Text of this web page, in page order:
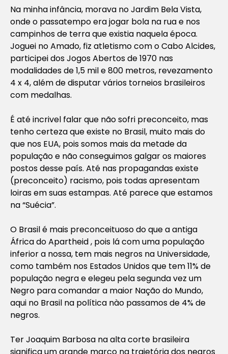
Na minha infância, morava no Jardim Bela Vista,
onde o passatempo era jogar bola na rua e nos
campinhos de terra que existia naquela época.
Joguei no Amado, fiz atletismo com o Cabo Alcides,
participei dos Jogos Abertos de 1970 nas
modalidades de 1,5 mil e 800 metros, revezamento
4 x 4, além de disputar vários torneios brasileiros
com medalhas.
É até incrivel falar que não sofri preconceito, mas
tenho certeza que existe no Brasil, muito mais do
que nos EUA, pois somos mais da metade da
população e não conseguimos galgar os maiores
postos desse país. Até nas propagandas existe
(preconceito) racismo, pois todas apresentam
loiras em suas estampas. Até parece que estamos
na “Suécia”.
O Brasil é mais preconceituoso do que a antiga
África do Apartheid , pois lá com uma população
inferior a nossa, tem mais negros na Universidade,
como também nos Estados Unidos que tem 11% de
população negra e elegeu pela segunda vez um
Negro para comandar a maior Nação do Mundo,
aqui no Brasil na política nào passamos de 4% de
negros.
Ter Joaquim Barbosa na alta corte brasileira
significa um grande marco na trajetória dos negros